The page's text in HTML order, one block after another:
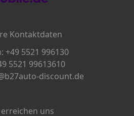
Kontaktdaten
+49 5521 996130
5521 99613610
discount.de
erreichen uns